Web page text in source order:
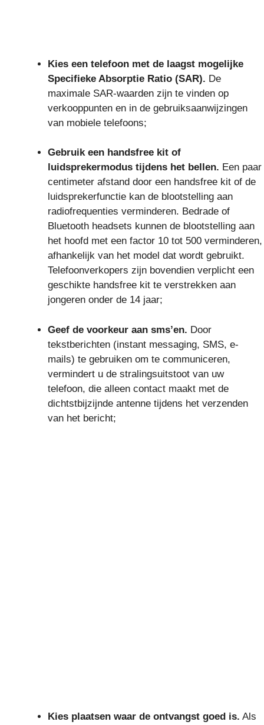
Kies een telefoon met de laagst mogelijke
Specifieke Absorptie Ratio (SAR). De
maximale SAR-waarden zijn te vinden op
verkooppunten en in de gebruiksaanwijzingen
van mobiele telefoons;
Gebruik een handsfree kit of
luidsprekermodus tijdens het bellen. Een paar
centimeter afstand door een handsfree kit of de
luidsprekerfunctie kan de blootstelling aan
radiofrequenties verminderen. Bedrade of
Bluetooth headsets kunnen de blootstelling aan
het hoofd met een factor 10 tot 500 verminderen,
afhankelijk van het model dat wordt gebruikt.
Telefoonverkopers zijn bovendien verplicht een
geschikte handsfree kit te verstrekken aan
jongeren onder de 14 jaar;
Geef de voorkeur aan sms’en. Door
tekstberichten (instant messaging, SMS, e-
mails) te gebruiken om te communiceren,
vermindert u de stralingsuitstoot van uw
telefoon, die alleen contact maakt met de
dichtstbijzijnde antenne tijdens het verzenden
van het bericht;
Kies plaatsen waar de ontvangst goed is. Als